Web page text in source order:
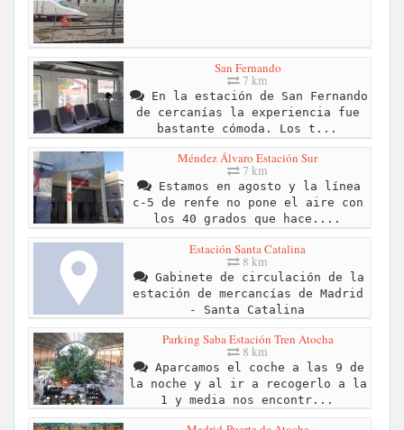
San Fernando
7 km
En la estación de San Fernando
de cercanías la experiencia fue
bastante cómoda. Los t...
Méndez Álvaro Estación Sur
7 km
Estamos en agosto y la línea
c-5 de renfe no pone el aire con
los 40 grados que hace....
Estación Santa Catalina
8 km
Gabinete de circulación de la
estación de mercancías de Madrid
- Santa Catalina
Parking Saba Estación Tren Atocha
8 km
Aparcamos el coche a las 9 de
la noche y al ir a recogerlo a la
1 y media nos encontr...